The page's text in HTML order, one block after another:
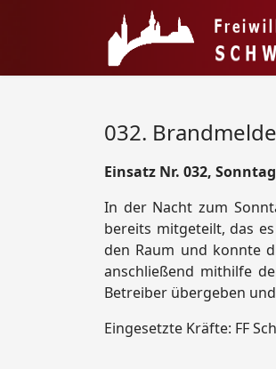
032.
Einsatz Nr. 032,
In der Nacht zum
bereits mitgeteilt, das
den Raum und konnte
anschließend mithilfe
Betreiber übergeben
Eingesetzte Kräfte: FF